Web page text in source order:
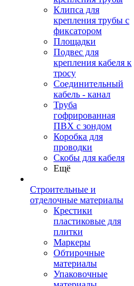
Клипса для
крепления трубы с
фиксатором
Площадки
Подвес для
крепления кабеля к
тросу
Соединительный
кабель - канал
Труба
гофрированная
ПВХ с зондом
Коробка для
проводки
Скобы для кабеля
Ещё
Строительные и
отделочные материалы
Крестики
пластиковые для
плитки
Маркеры
Обтирочные
материалы
Упаковочные